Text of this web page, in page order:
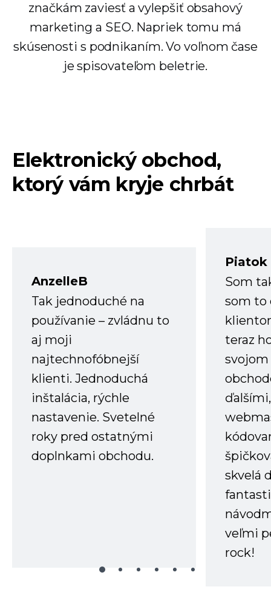
značkám zaviesť a vylepšiť obsahový
marketing a SEO. Napriek tomu má
skúsenosti s podnikaním. Vo voľnom čase
je spisovateľom beletrie.
Elektronický obchod,
ktorý vám kryje chrbát
AnzelleB
Tak jednoduché na
používanie – zvládnu to
aj moji
najtechnofóbnejší
klienti. Jednoduchá
inštalácia, rýchle
nastavenie. Svetelné
roky pred ostatnými
doplnkami obchodu.
Piatok
Som
som to
teraz
skvelá
veľmi
rock!